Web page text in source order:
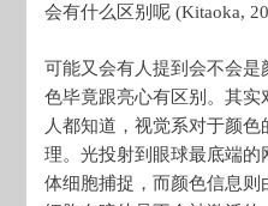
会有什么区别呢 (Kitaoka,
可能又会有人提到会不会
色毕竟跟亮心有区别。其
人都知道，视觉系对于颜
理。光投射到眼球最底端
体细胞捕捉，而颜色信息